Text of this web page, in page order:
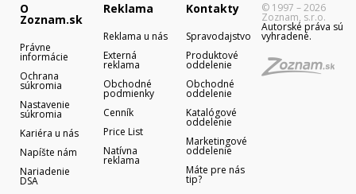
O
Zoznam.sk
Právne
informácie
Ochrana
súkromia
Nastavenie
súkromia
Kariéra u nás
Napíšte nám
Nariadenie
DSA
Reklama
Reklama u nás
Externá
reklama
Obchodné
podmienky
Cenník
Price List
Natívna
reklama
Kontakty
Spravodajstvo
Produktové
oddelenie
Obchodné
oddelenie
Katalógové
oddelenie
Marketingové
oddelenie
Máte pre nás
tip?
© 1997 – 2026
Zoznam, s.r.o.
Autorské práva sú
vyhradené.